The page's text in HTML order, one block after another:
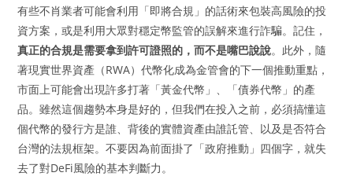
有些不肖業者可能會利用「即將合規」的話術來包裝高風險的投
資方案，或是利用大眾對穩定幣監管的誤解來進行詐騙。記住，
真正的合規是需要拿到許可證照的，而不是嘴巴說說。此外，隨
著現實世界資產（RWA）代幣化成為金管會的下一個推動重點，
市面上可能會出現許多打著「黃金代幣」、「債券代幣」的產
品。雖然這個趨勢本身是好的，但我們在投入之前，必須搞懂這
個代幣的發行方是誰、背後的實體資產由誰託管、以及是否符合
台灣的法規框架。不要因為前面掛了「政府推動」四個字，就失
去了對DeFi風險的基本判斷力。